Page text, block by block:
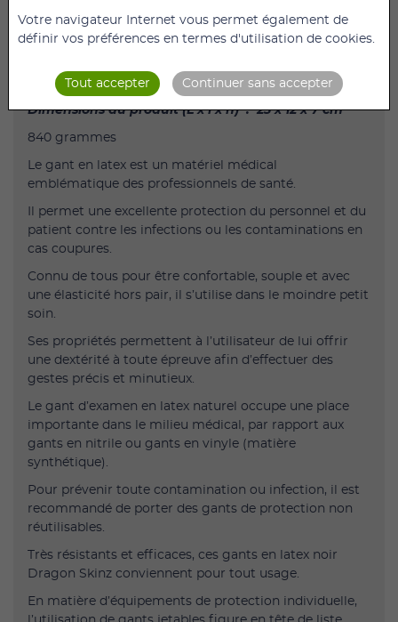
Excellente résistance aux produits chimiques et à la
Description du produit
Dimensions du produit (L x l x h) ‏ : ‎ 23 x 12 x 7 cm
840 grammes
Le gant en latex est un matériel médical
emblématique des professionnels de santé.
Il permet une excellente protection du personnel et du
patient contre les infections ou les contaminations en
cas coupures.
Connu de tous pour être confortable, souple et avec
une élasticité hors pair, il s’utilise dans le moindre petit
soin.
Ses propriétés permettent à l’utilisateur de lui offrir
une dextérité à toute épreuve afin d’effectuer des
gestes précis et minutieux.
Le gant d’examen en latex naturel occupe une place
importante dans le milieu médical, par rapport aux
gants en nitrile ou gants en vinyle (matière
synthétique).
Pour prévenir toute contamination ou infection, il est
recommandé de porter des gants de protection non
réutilisables.
Très résistants et efficaces, ces gants en latex noir
Dragon Skinz conviennent pour tout usage.
En matière d’équipements de protection individuelle,
Votre navigateur Internet vous permet également de
définir vos préférences en termes d'utilisation de cookies.
Tout accepter Continuer sans accepter